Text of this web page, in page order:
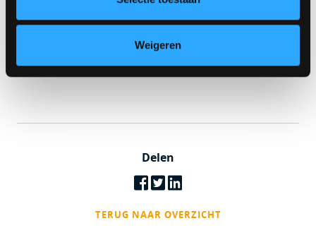
Weigeren
Delen
TERUG NAAR OVERZICHT